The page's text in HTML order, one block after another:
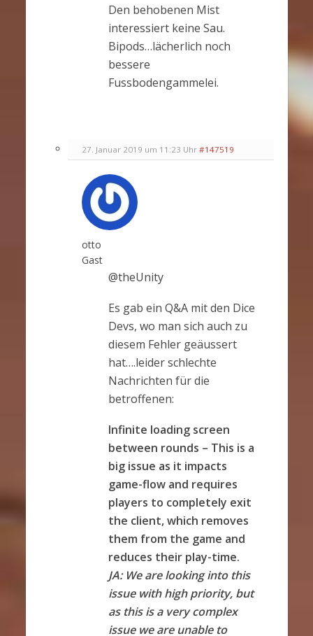
Den behobenen Mist
interessiert keine Sau.
Bipods…lächerlich noch
bessere
Fussbodengammelei.
27. Januar 2019 um 11:23 Uhr #147519
otto
Gast
@theUnity
Es gab ein Q&A mit den Dice
Devs, wo man sich auch zu
diesem Fehler geäussert
hat….leider schlechte
Nachrichten für die
betroffenen:
Infinite loading screen
between rounds – This is a
big issue as it impacts
game-flow and requires
players to completely exit
the client, which removes
them from the game and
reduces their play-time.
JA: We are looking into this
issue with high priority, but
as this is a very complex
issue we are unable to